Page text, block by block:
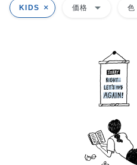
KIDS 価格 arrow_drop_down 色